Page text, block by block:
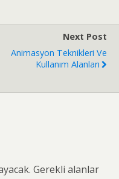
Next Post
Animasyon Teknikleri Ve
Kullanım Alanları
Gerekli alanlar